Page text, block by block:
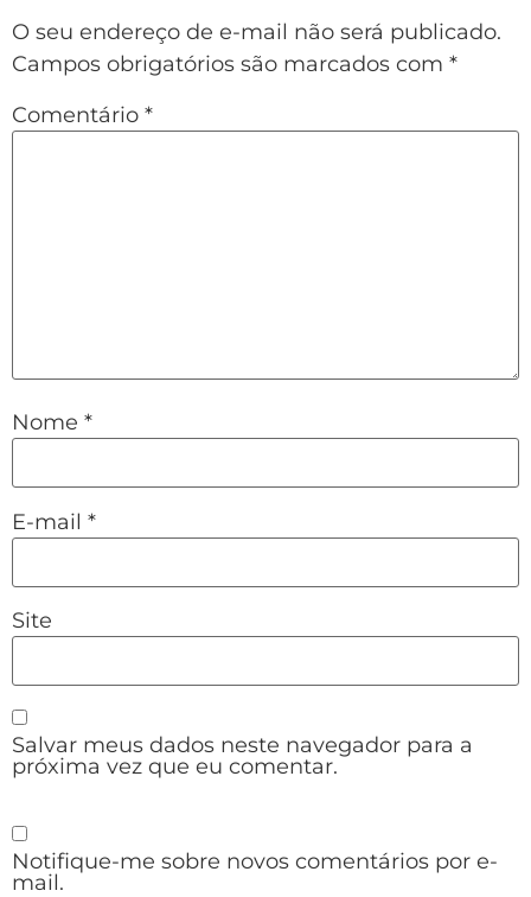
O seu endereço de e-mail não será publicado.
Campos obrigatórios são marcados com *
Comentário *
Nome *
E-mail *
Site
Salvar meus dados neste navegador para a
próxima vez que eu comentar.
Notifique-me sobre novos comentários por e-
mail.